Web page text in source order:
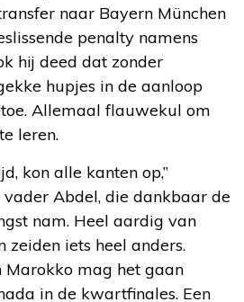
naar Bayern München
penalty namens
hij deed dat zonder
hupjes in de aanloop
Allemaal flauwekul om
leren.
kon alle kanten op,”
vader Abdel, die dankbaar de
nam. Heel aardig van
zeiden iets heel anders.
Marokko mag het gaan
in de kwartfinales. Een